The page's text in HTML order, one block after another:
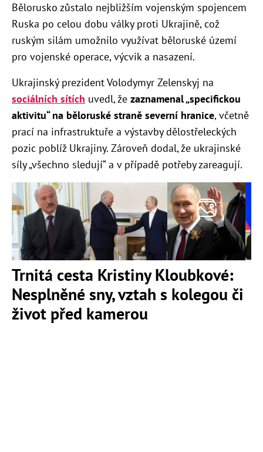
Bělorusko zůstalo nejbližším vojenským spojencem
Ruska po celou dobu války proti Ukrajině, což
ruským silám umožnilo využívat běloruské území
pro vojenské operace, výcvik a nasazení.
Ukrajinský prezident Volodymyr Zelenskyj na
sociálních sítích uvedl, že zaznamenal „specifickou
aktivitu“ na běloruské straně severní hranice, včetně
prací na infrastruktuře a výstavby dělostřeleckých
pozic poblíž Ukrajiny. Zároveň dodal, že ukrajinské
síly „všechno sledují“ a v případě potřeby zareagují.
Trnitá cesta Kristiny Kloubkové:
Nesplněné sny, vztah s kolegou či
život před kamerou